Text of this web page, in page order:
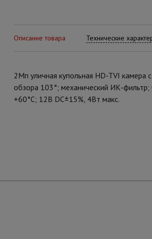
Описание товара Технические
2Мп уличная купольная HD-TVI
обзора 103°; механический ИК-
+60°С; 12В DC±15%, 4Вт макс.